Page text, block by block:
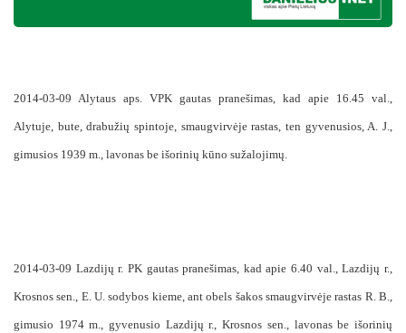
2014-03-09 Alytaus aps. VPK gautas pranešimas, kad apie 16.45 val.,
Alytuje, bute, drabužių spintoje, smaugvirvėje rastas, ten gyvenusios, A. J.,
gimusios 1939 m., lavonas be išorinių kūno sužalojimų.
2014-03-09 Lazdijų r. PK gautas pranešimas, kad apie 6.40 val., Lazdijų r.,
Krosnos sen., E. U. sodybos kieme, ant obels šakos smaugvirvėje rastas R. B.,
gimusio 1974 m., gyvenusio Lazdijų r., Krosnos sen., lavonas be išorinių